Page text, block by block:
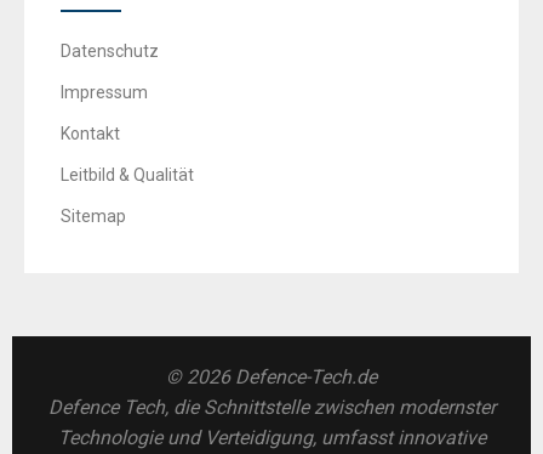
Datenschutz
Impressum
Kontakt
Leitbild & Qualität
Sitemap
© 2026 Defence-Tech.de
Defence Tech, die Schnittstelle zwischen modernster
Technologie und Verteidigung, umfasst innovative